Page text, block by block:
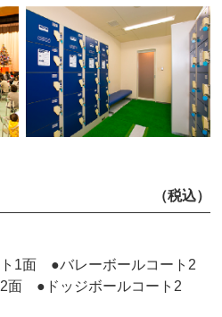
ト1面 ●バレーボールコート2
面 ●ドッジボールコート2